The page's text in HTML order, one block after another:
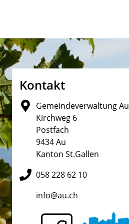
Fusszeile
Kontakt
Gemeindeverwaltung Au
Kirchweg 6
Postfach
9434 Au
Kanton St.Gallen
058 228 62 10
info@au.ch